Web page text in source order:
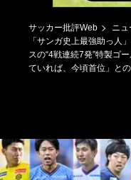
サッカー批評Web ニュ
「サンガ史上最強助っ人
スの“4戦連続7発”特製ゴ
ていれば、今頃首位」と